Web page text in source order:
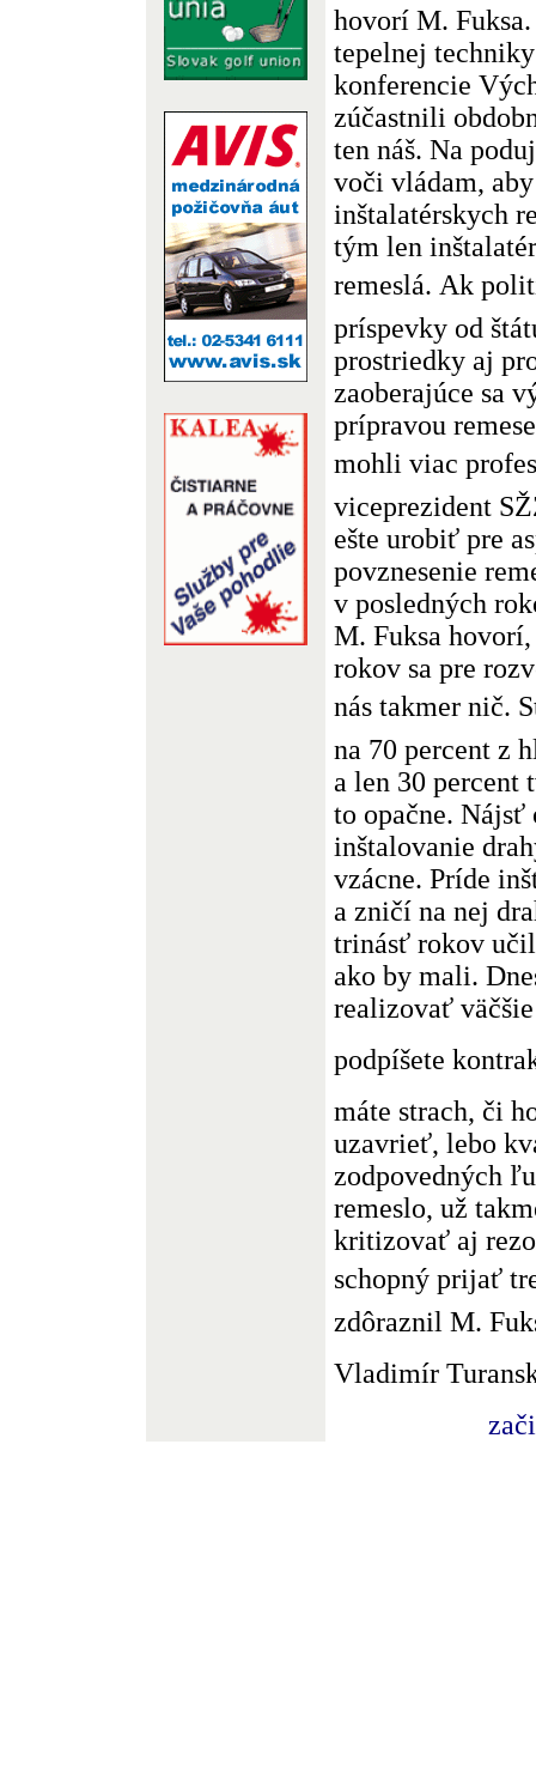
hovorí M.
tepelnej
konferencie
zúčastnili
ten náš. Na
voči vládam,
inštalatérskych
tým len
remeslá. Ak
príspevky od
prostriedky aj
zaoberajúce sa
prípravou
mohli viac
viceprezident
ešte urobiť pre
povznesenie
v posledných
M. Fuksa
rokov sa pre
nás takmer nič.
na 70 percent z
a len 30 percent
to opačne. Nájsť
inštalovanie
vzácne. Príde
a zničí na nej
trinásť rokov
ako by mali.
realizovať
podpíšete
máte strach, či
uzavrieť, lebo
zodpovedných
remeslo, už
kritizovať aj
schopný prijať
zdôraznil M.
Vladimír